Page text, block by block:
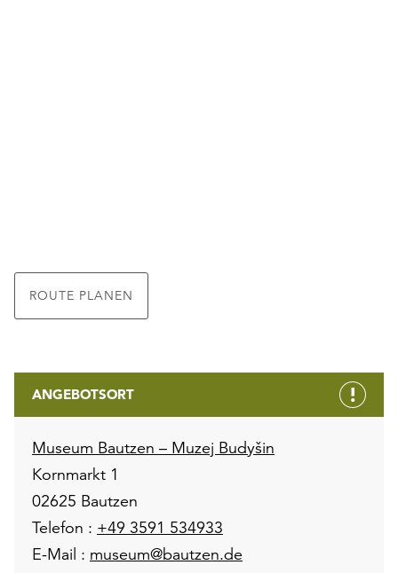
ROUTE PLANEN
ANGEBOTSORT
Museum Bautzen – Muzej Budyšin
Kornmarkt 1
02625 Bautzen
Telefon : +49 3591 534933
E-Mail : museum@bautzen.de